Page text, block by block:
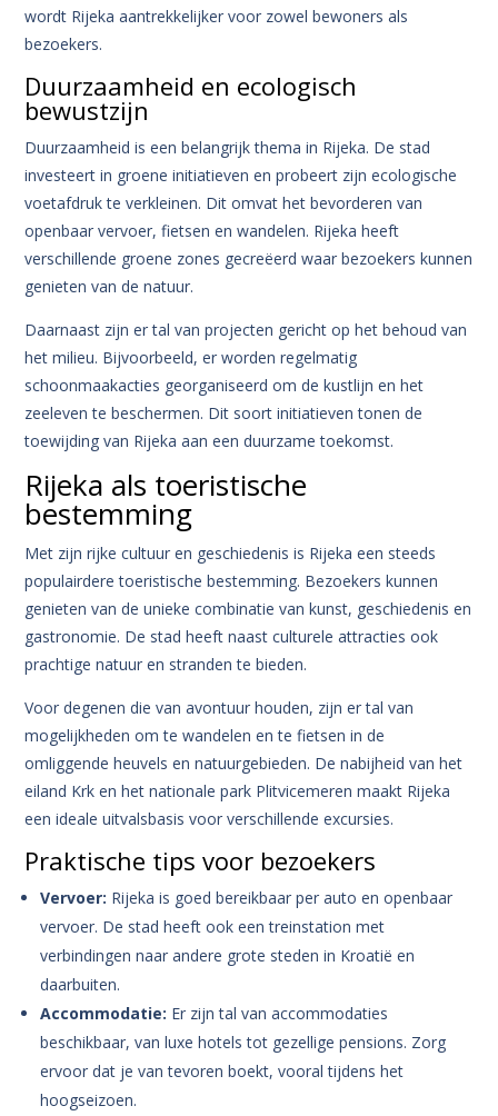
wordt Rijeka aantrekkelijker voor zowel bewoners als
bezoekers.
Duurzaamheid en ecologisch
bewustzijn
Duurzaamheid is een belangrijk thema in Rijeka. De stad
investeert in groene initiatieven en probeert zijn ecologische
voetafdruk te verkleinen. Dit omvat het bevorderen van
openbaar vervoer, fietsen en wandelen. Rijeka heeft
verschillende groene zones gecreëerd waar bezoekers kunnen
genieten van de natuur.
Daarnaast zijn er tal van projecten gericht op het behoud van
het milieu. Bijvoorbeeld, er worden regelmatig
schoonmaakacties georganiseerd om de kustlijn en het
zeeleven te beschermen. Dit soort initiatieven tonen de
toewijding van Rijeka aan een duurzame toekomst.
Rijeka als toeristische
bestemming
Met zijn rijke cultuur en geschiedenis is Rijeka een steeds
populairdere toeristische bestemming. Bezoekers kunnen
genieten van de unieke combinatie van kunst, geschiedenis en
gastronomie. De stad heeft naast culturele attracties ook
prachtige natuur en stranden te bieden.
Voor degenen die van avontuur houden, zijn er tal van
mogelijkheden om te wandelen en te fietsen in de
omliggende heuvels en natuurgebieden. De nabijheid van het
eiland Krk en het nationale park Plitvicemeren maakt Rijeka
een ideale uitvalsbasis voor verschillende excursies.
Praktische tips voor bezoekers
Vervoer: Rijeka is goed bereikbaar per auto en openbaar
vervoer. De stad heeft ook een treinstation met
verbindingen naar andere grote steden in Kroatië en
daarbuiten.
Accommodatie: Er zijn tal van accommodaties
beschikbaar, van luxe hotels tot gezellige pensions. Zorg
ervoor dat je van tevoren boekt, vooral tijdens het
hoogseizoen.